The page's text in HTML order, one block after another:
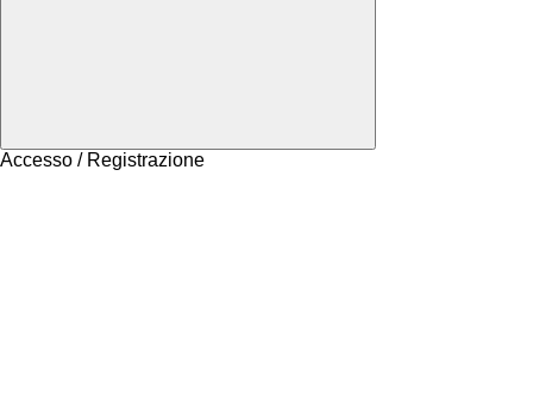
Accesso / Registrazione